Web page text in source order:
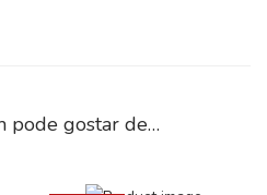
pode gostar de…